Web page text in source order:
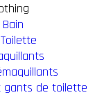
gants de toilette